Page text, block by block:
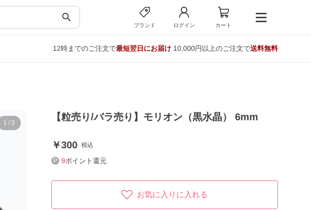
search
ブランド ログイン カート
12時までのご注文で最短翌日にお届け10,000円以上のご注文で送料無料
1 / 3
【粒売り/バラ売り】モリオン（黒水晶） 6mm
300 税込
9ポイント還元
お気に入りに入れる